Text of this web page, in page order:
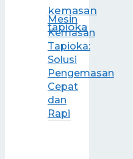
Mesin
Kemasan
Tapioka:
Solusi
Pengemasan
Cepat
dan
Rapi